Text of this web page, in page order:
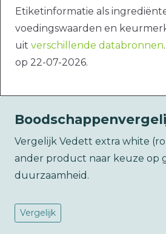
Etiketinformatie als
voedingswaarden en
uit verschillende databronnen
op 22-07-2026.
Vergelijk Vedett extra white
ander product naar keuze op
duurzaamheid.
Vergelijk